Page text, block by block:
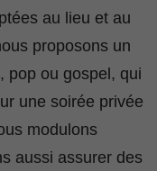
au lieu et au
proposons un
pop ou gospel, qui
une soirée privée
modulons
aussi assurer des